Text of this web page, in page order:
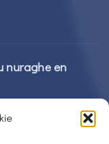
nuraghe en